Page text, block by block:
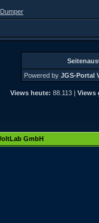
Powered by JGS-Portal
Views heute: 88.113 | Views
GmbH